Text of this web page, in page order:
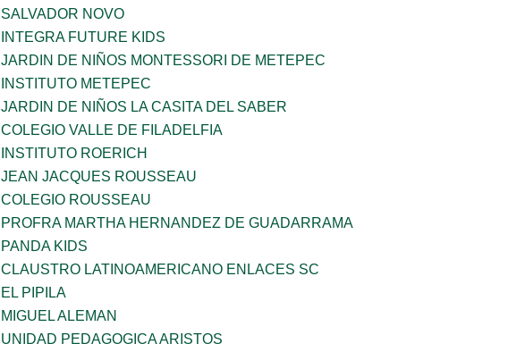
SALVADOR NOVO
INTEGRA FUTURE KIDS
JARDIN DE NIÑOS MONTESSORI DE METEPEC
INSTITUTO METEPEC
JARDIN DE NIÑOS LA CASITA DEL SABER
COLEGIO VALLE DE FILADELFIA
INSTITUTO ROERICH
JEAN JACQUES ROUSSEAU
COLEGIO ROUSSEAU
PROFRA MARTHA HERNANDEZ DE GUADARRAMA
PANDA KIDS
CLAUSTRO LATINOAMERICANO ENLACES SC
EL PIPILA
MIGUEL ALEMAN
UNIDAD PEDAGOGICA ARISTOS